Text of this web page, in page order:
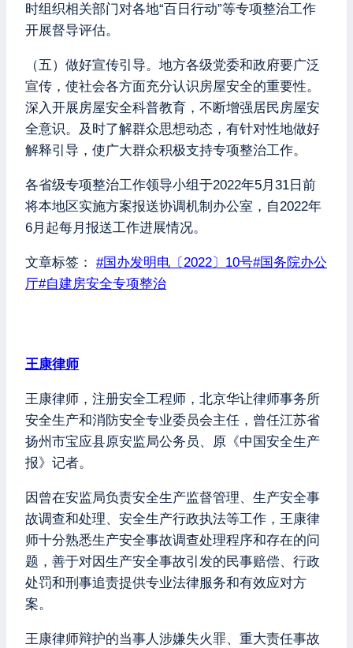
时组织相关部门对各地“百日行动”等专项整治工作
开展督导评估。
（五）做好宣传引导。地方各级党委和政府要广泛
宣传，使社会各方面充分认识房屋安全的重要性。
深入开展房屋安全科普教育，不断增强居民房屋安
全意识。及时了解群众思想动态，有针对性地做好
解释引导，使广大群众积极支持专项整治工作。
各省级专项整治工作领导小组于2022年5月31日前
将本地区实施方案报送协调机制办公室，自2022年
6月起每月报送工作进展情况。
文章标签： #国办发明电〔2022〕10号#国务院办公
厅#自建房安全专项整治
王康律师
王康律师，注册安全工程师，北京华让律师事务所
安全生产和消防安全专业委员会主任，曾任江苏省
扬州市宝应县原安监局公务员、原《中国安全生产
报》记者。
因曾在安监局负责安全生产监督管理、生产安全事
故调查和处理、安全生产行政执法等工作，王康律
师十分熟悉生产安全事故调查处理程序和存在的问
题，善于对因生产安全事故引发的民事赔偿、行政
处罚和刑事追责提供专业法律服务和有效应对方
案。
王康律师辩护的当事人涉嫌失火罪、重大责任事故